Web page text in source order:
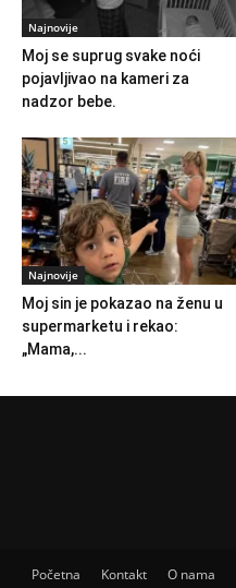
Najnovije
Moj se suprug svake noći
pojavljivao na kameri za
nadzor bebe.
Najnovije
Moj sin je pokazao na ženu u
supermarketu i rekao:
„Mama,...
Početna Kontakt O nama